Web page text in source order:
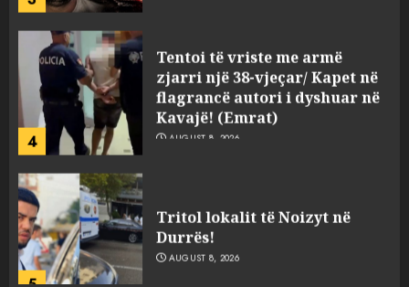
4
zjarri një 38-vjeçar/ Kapet në
flagrancë autori i dyshuar në
Kavajë! (Emrat)
AUGUST 8, 2026
5
Durrës!
AUGUST 8, 2026